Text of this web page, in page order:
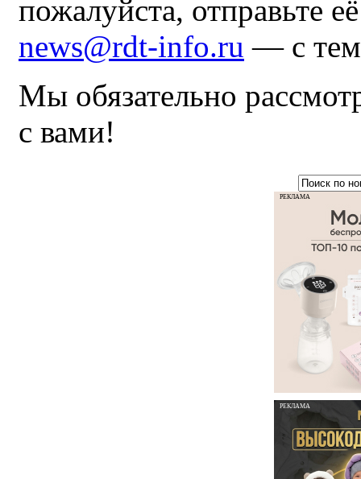
пожалуйста, отправьте
news@rdt-info.ru — с
Мы обязательно
с вами!
РЕКЛАМА
РЕКЛАМА